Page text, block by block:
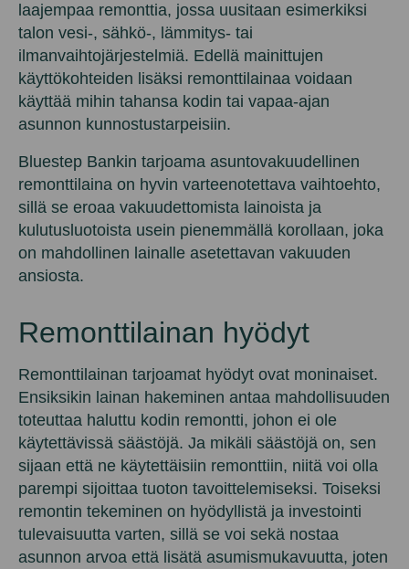
laajempaa remonttia, jossa uusitaan esimerkiksi
talon vesi-, sähkö-, lämmitys- tai
ilmanvaihtojärjestelmiä. Edellä mainittujen
käyttökohteiden lisäksi remonttilainaa voidaan
käyttää mihin tahansa kodin tai vapaa-ajan
asunnon kunnostustarpeisiin.
Bluestep Bankin tarjoama asuntovakuudellinen
remonttilaina on hyvin varteenotettava vaihtoehto,
sillä se eroaa vakuudettomista lainoista ja
kulutusluotoista usein pienemmällä korollaan, joka
on mahdollinen lainalle asetettavan vakuuden
ansiosta.
Remonttilainan hyödyt
Remonttilainan tarjoamat hyödyt ovat moninaiset.
Ensiksikin lainan hakeminen antaa mahdollisuuden
toteuttaa haluttu kodin remontti, johon ei ole
käytettävissä säästöjä. Ja mikäli säästöjä on, sen
sijaan että ne käytettäisiin remonttiin, niitä voi olla
parempi sijoittaa tuoton tavoittelemiseksi. Toiseksi
remontin tekeminen on hyödyllistä ja investointi
tulevaisuutta varten, sillä se voi sekä nostaa
asunnon arvoa että lisätä asumismukavuutta, joten